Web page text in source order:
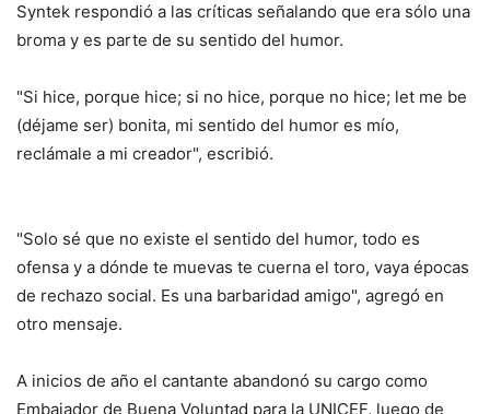
Syntek respondió a las críticas señalando que era sólo una
broma y es parte de su sentido del humor.
"Si hice, porque hice; si no hice, porque no hice; let me be
(déjame ser) bonita, mi sentido del humor es mío,
reclámale a mi creador", escribió.
"Solo sé que no existe el sentido del humor, todo es
ofensa y a dónde te muevas te cuerna el toro, vaya épocas
de rechazo social. Es una barbaridad amigo", agregó en
otro mensaje.
A inicios de año el cantante abandonó su cargo como
Embajador de Buena Voluntad para la UNICEF, luego de